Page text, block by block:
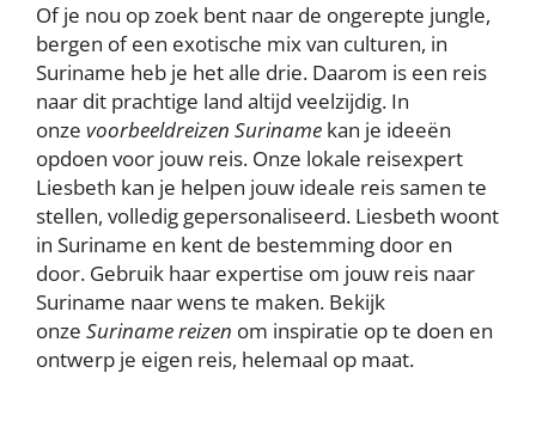
Of je nou op zoek bent naar de ongerepte jungle,
bergen of een exotische mix van culturen, in
Suriname heb je het alle drie. Daarom is een reis
naar dit prachtige land altijd veelzijdig. In
onze voorbeeldreizen Suriname kan je ideeën
opdoen voor jouw reis. Onze lokale reisexpert
Liesbeth kan je helpen jouw ideale reis samen te
stellen, volledig gepersonaliseerd. Liesbeth woont
in Suriname en kent de bestemming door en
door. Gebruik haar expertise om jouw reis naar
Suriname naar wens te maken. Bekijk
onze Suriname reizen om inspiratie op te doen en
ontwerp je eigen reis, helemaal op maat.